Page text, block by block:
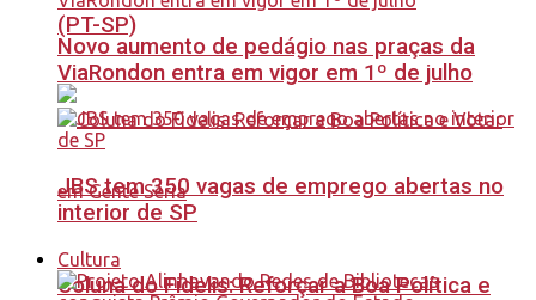
(PT-SP)
Coluna do Fidelis: Reforçar a Boa Política e
Novo aumento de pedágio nas praças da
ViaRondon entra em vigor em 1º de julho
JBS tem 350 vagas de emprego abertas no
interior de SP
Cultura